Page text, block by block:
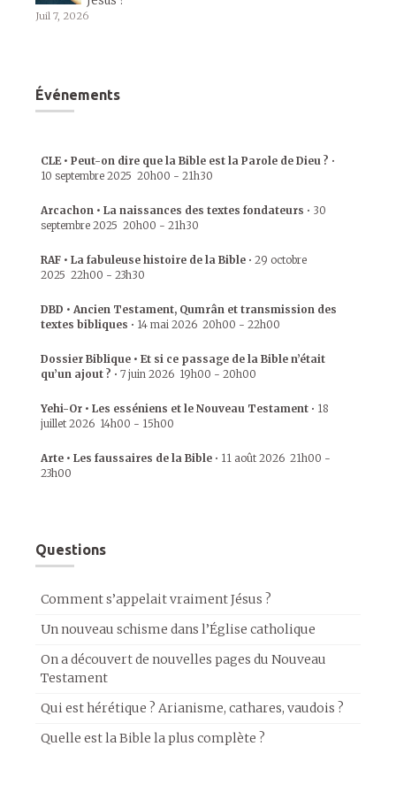
Juil 7, 2026
Événements
CLE • Peut-on dire que la Bible est la Parole de Dieu ? •
10 septembre 2025 20h00 - 21h30
Arcachon • La naissances des textes fondateurs • 30
septembre 2025 20h00 - 21h30
RAF • La fabuleuse histoire de la Bible • 29 octobre
2025 22h00 - 23h30
DBD • Ancien Testament, Qumrân et transmission des
textes bibliques • 14 mai 2026 20h00 - 22h00
Dossier Biblique • Et si ce passage de la Bible n’était
qu’un ajout ? • 7 juin 2026 19h00 - 20h00
Yehi-Or • Les esséniens et le Nouveau Testament • 18
juillet 2026 14h00 - 15h00
Arte • Les faussaires de la Bible • 11 août 2026 21h00 -
23h00
Questions
Comment s’appelait vraiment Jésus ?
Un nouveau schisme dans l’Église catholique
On a découvert de nouvelles pages du Nouveau
Testament
Qui est hérétique ? Arianisme, cathares, vaudois ?
Quelle est la Bible la plus complète ?